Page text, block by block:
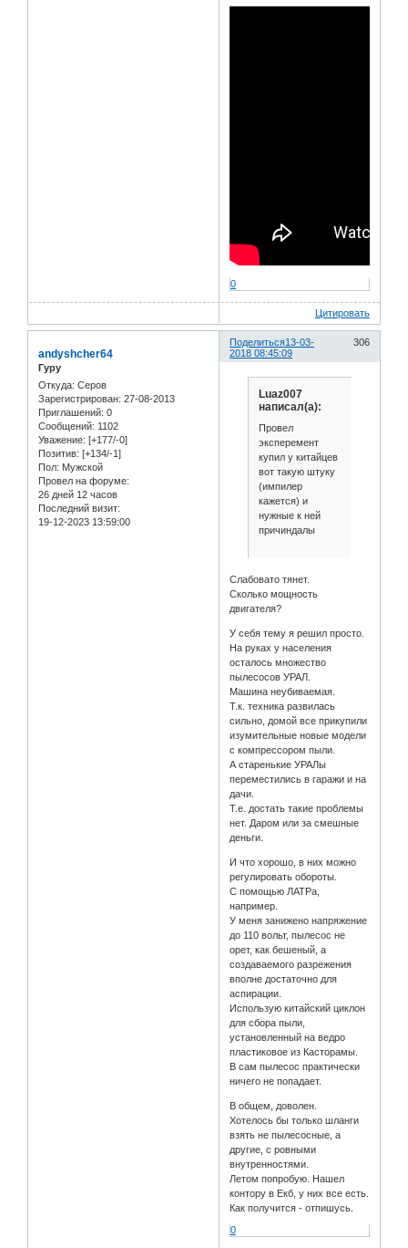
0
Цитировать
Поделиться 306
13-03-
2018 08:45:09
andyshcher64
Гуру
Откуда: Серов
Зарегистрирован: 27-08-2013
Приглашений: 0
Сообщений: 1102
Уважение: [+177/-0]
Позитив: [+134/-1]
Пол: Мужской
Провел на форуме:
26 дней 12 часов
Последний визит:
19-12-2023 13:59:00
Luaz007
написал(а):
Провел
эксперемент
купил у китайцев
вот такую штуку
(импилер
кажется) и
нужные к ней
причиндалы
Слабовато тянет.
Сколько мощность
двигателя?
У себя тему я решил просто.
На руках у населения
осталось множество
пылесосов УРАЛ.
Машина неубиваемая.
Т.к. техника развилась
сильно, домой все прикупили
изумительные новые модели
с компрессором пыли.
А старенькие УРАЛы
переместились в гаражи и на
дачи.
Т.е. достать такие проблемы
нет. Даром или за смешные
деньги.
И что хорошо, в них можно
регулировать обороты.
С помощью ЛАТРа,
например.
У меня занижено напряжение
до 110 вольт, пылесос не
орет, как бешеный, а
создаваемого разрежения
вполне достаточно для
аспирации.
Использую китайский циклон
для сбора пыли,
установленный на ведро
пластиковое из Касторамы.
В сам пылесос практически
ничего не попадает.
В общем, доволен.
Хотелось бы только шланги
взять не пылесосные, а
другие, с ровными
внутренностями.
Летом попробую. Нашел
контору в Екб, у них все есть.
Как получится - отпишусь.
0